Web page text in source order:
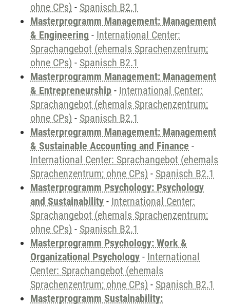
ohne CPs) - Spanisch B2.1
Masterprogramm Management: Management
& Engineering - International Center:
Sprachangebot (ehemals Sprachenzentrum;
ohne CPs) - Spanisch B2.1
Masterprogramm Management: Management
& Entrepreneurship - International Center:
Sprachangebot (ehemals Sprachenzentrum;
ohne CPs) - Spanisch B2.1
Masterprogramm Management: Management
& Sustainable Accounting and Finance -
International Center: Sprachangebot (ehemals
Sprachenzentrum; ohne CPs) - Spanisch B2.1
Masterprogramm Psychology: Psychology
and Sustainability - International Center:
Sprachangebot (ehemals Sprachenzentrum;
ohne CPs) - Spanisch B2.1
Masterprogramm Psychology: Work &
Organizational Psychology - International
Center: Sprachangebot (ehemals
Sprachenzentrum; ohne CPs) - Spanisch B2.1
Masterprogramm Sustainability: